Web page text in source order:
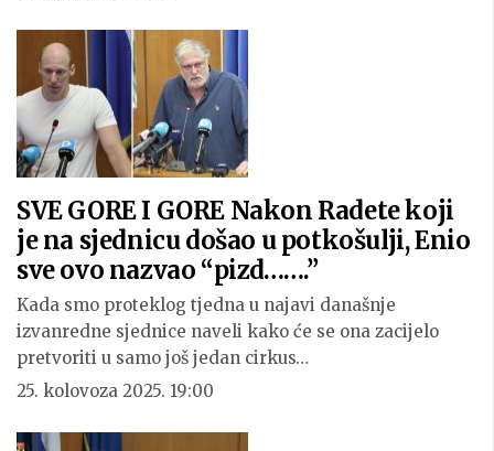
SVE GORE I GORE Nakon Radete koji
je na sjednicu došao u potkošulji, Enio
sve ovo nazvao “pizd…….”
Kada smo proteklog tjedna u najavi današnje
izvanredne sjednice naveli kako će se ona zacijelo
pretvoriti u samo još jedan cirkus…
25. kolovoza 2025. 19:00